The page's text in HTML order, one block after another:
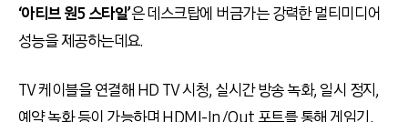
‘아티브 원5 스타일’은 데스크탑에 버금가는 강력한 멀티미디어
성능을 제공하는데요.
TV 케이블을 연결해 HD TV 시청, 실시간 방송 녹화, 일시 정지,
예약 녹화 등이 가능하며 HDMI-In/Out 포트를 통해 게임기,